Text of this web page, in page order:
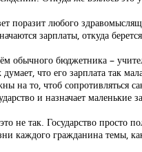
поразит любого
зарплаты, откуда
обычного бюджетника –
что его зарплата так
на то, чтоб сопротивляться
и назначает маленькие
не так. Государство просто
каждого гражданина темы,